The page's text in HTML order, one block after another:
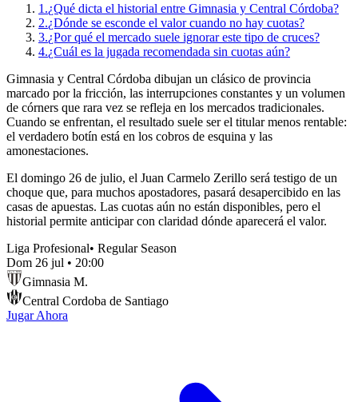
1.¿Qué dicta el historial entre Gimnasia y Central Córdoba?
2.¿Dónde se esconde el valor cuando no hay cuotas?
3.¿Por qué el mercado suele ignorar este tipo de cruces?
4.¿Cuál es la jugada recomendada sin cuotas aún?
Gimnasia y Central Córdoba dibujan un clásico de provincia
marcado por la fricción, las interrupciones constantes y un volumen
de córners que rara vez se refleja en los mercados tradicionales.
Cuando se enfrentan, el resultado suele ser el titular menos rentable:
el verdadero botín está en los cobros de esquina y las
amonestaciones.
El domingo 26 de julio, el Juan Carmelo Zerillo será testigo de un
choque que, para muchos apostadores, pasará desapercibido en las
casas de apuestas. Las cuotas aún no están disponibles, pero el
historial permite anticipar con claridad dónde aparecerá el valor.
Liga Profesional• Regular Season
Dom 26 jul • 20:00
Gimnasia M.
Central Cordoba de Santiago
Jugar Ahora